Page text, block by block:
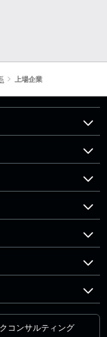
上場企業
コンサルティング